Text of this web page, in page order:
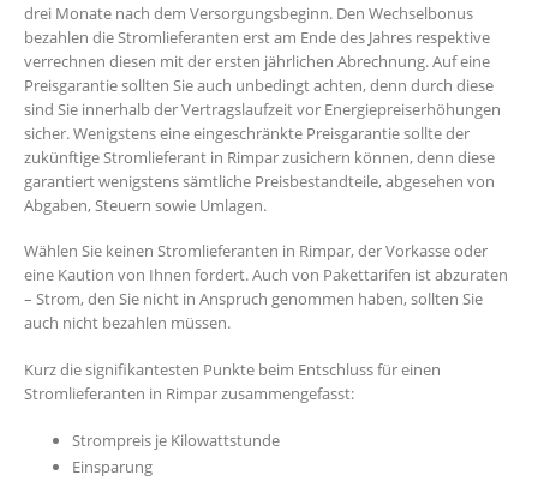
drei Monate nach dem Versorgungsbeginn. Den Wechselbonus
bezahlen die Stromlieferanten erst am Ende des Jahres respektive
verrechnen diesen mit der ersten jährlichen Abrechnung. Auf eine
Preisgarantie sollten Sie auch unbedingt achten, denn durch diese
sind Sie innerhalb der Vertragslaufzeit vor Energiepreiserhöhungen
sicher. Wenigstens eine eingeschränkte Preisgarantie sollte der
zukünftige Stromlieferant in Rimpar zusichern können, denn diese
garantiert wenigstens sämtliche Preisbestandteile, abgesehen von
Abgaben, Steuern sowie Umlagen.
Wählen Sie keinen Stromlieferanten in Rimpar, der Vorkasse oder
eine Kaution von Ihnen fordert. Auch von Pakettarifen ist abzuraten
– Strom, den Sie nicht in Anspruch genommen haben, sollten Sie
auch nicht bezahlen müssen.
Kurz die signifikantesten Punkte beim Entschluss für einen
Stromlieferanten in Rimpar zusammengefasst:
Strompreis je Kilowattstunde
Einsparung